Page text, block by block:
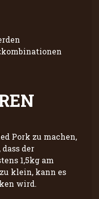
Pork zu machen,
der
1,5kg am
klein, kann es
wird.